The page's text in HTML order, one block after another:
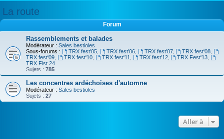
h
La route
Forum
Rassemblements et balades
Modérateur : Sales bestioles
Sous-forums :
TRX fest'05, TRX fest'06, TRX fest'07, TRX fest'08
TRX fest'09
TRX fest'10, TRX fest'11 TRX fest'12, TRX Fest'13
TRX Fist 24
Sujets : 785
Les concentres ardéchoises d'automne
Modérateur : Sales bestioles
Sujets : 27
Aller à